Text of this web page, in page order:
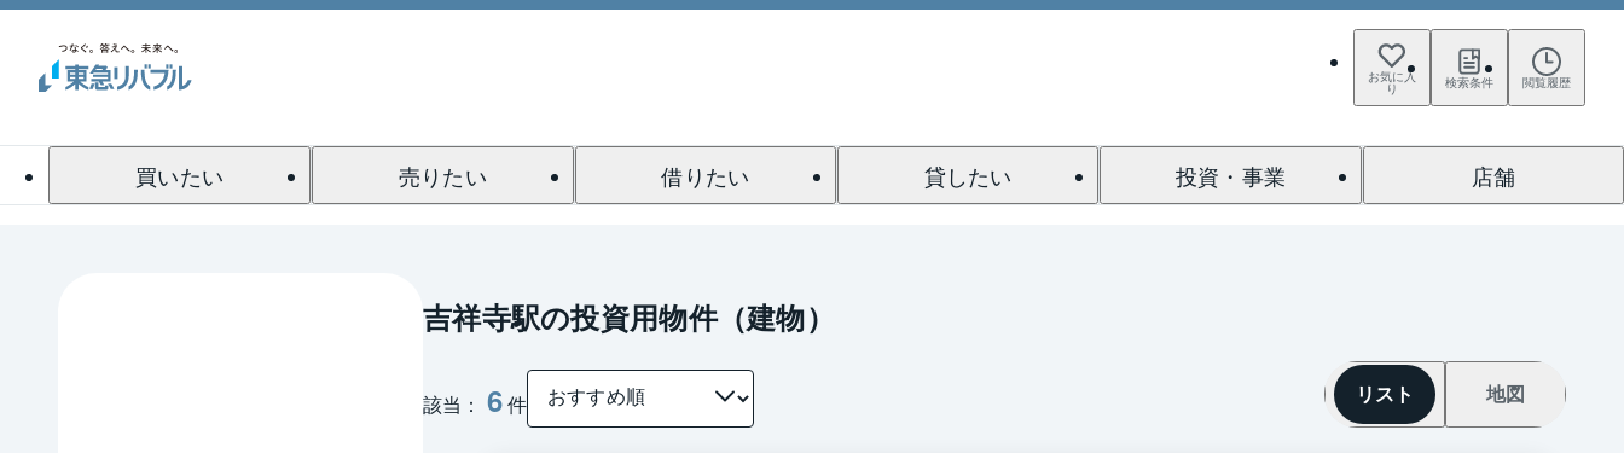
お気に入
り 検索条件 閲覧履歴
買いたい 売りたい 借りたい 貸したい 投資・事業 店舗
吉祥寺駅の投資用物件（建物）
該当： 6件 リスト 地図
1 / 0